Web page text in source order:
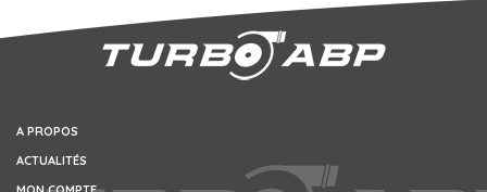
A PROPOS
ACTUALITÉS